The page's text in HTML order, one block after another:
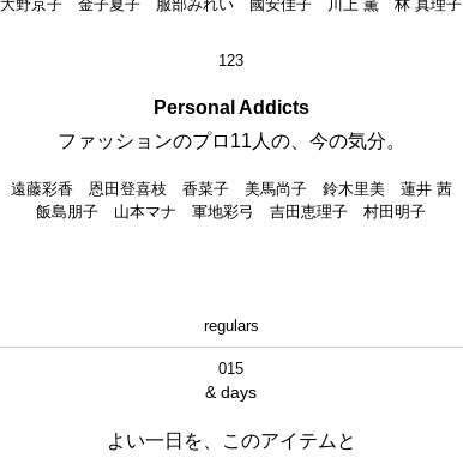
大野京子 金子夏子 服部みれい 國安佳子 川上 薫 林 真理子
123
Personal Addicts
ファッションのプロ11人の、今の気分。
遠藤彩香 恩田登喜枝 香菜子 美馬尚子 鈴木里美 蓮井 茜
飯島朋子 山本マナ 軍地彩弓 吉田恵理子 村田明子
regulars
015
& days
よい一日を、このアイテムと